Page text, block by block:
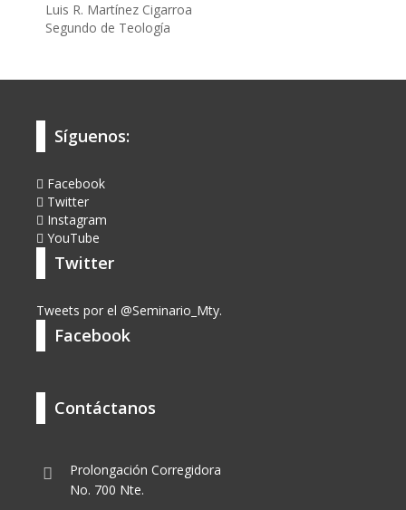
Luis R. Martínez Cigarroa
Segundo de Teología
Síguenos:
Facebook
Twitter
Instagram
YouTube
Twitter
Tweets por el @Seminario_Mty.
Facebook
Contáctanos
Prolongación Corregidora
No. 700 Nte.